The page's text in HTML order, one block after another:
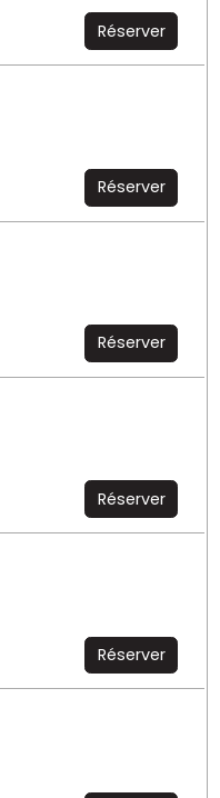
Réserver
Réserver
Réserver
Réserver
Réserver